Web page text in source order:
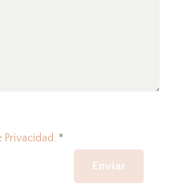
Privacidad. *